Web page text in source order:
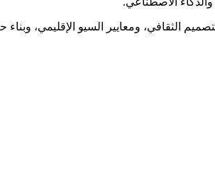
الثقافي، ومعايير السيو الإقليمي،